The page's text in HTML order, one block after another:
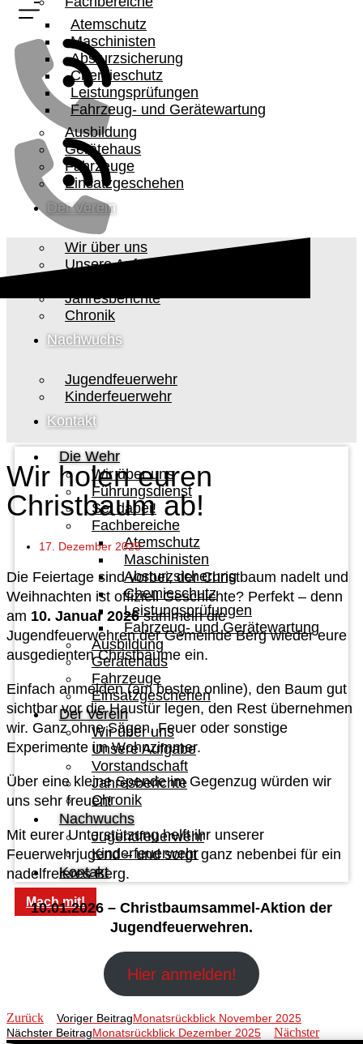
Atemschutz
Maschinisten
Absturzsicherung
Chemieschutz
Leistungsprüfungen
Fahrzeug- und Gerätewartung
Ausbildung
Gerätehaus
Fahrzeuge
Einsatzgeschehen
Der Verein
Wir über uns
Unsere Aufgabe
Jahresberichte
Chronik
Nachwuchs
Jugendfeuerwehr
Kinderfeuerwehr
Kontakt
Die Wehr
Wir über uns
Führungsdienst
Sei dabei!
Fachbereiche
Atemschutz
Maschinisten
Absturzsicherung
Chemieschutz
Leistungsprüfungen
Fahrzeug- und Gerätewartung
Ausbildung
Gerätehaus
Fahrzeuge
Einsatzgeschehen
Der Verein
Wir über uns
Unsere Aufgabe
Vorstandschaft
Jahresberichte
Chronik
Nachwuchs
Jugendfeuerwehr
Kinderfeuerwehr
Kontakt
Mach mit!
Wir holen euren
Christbaum ab!
17. Dezember 2025
Die Feiertage sind vorbei, der Christbaum nadelt und
Weihnachten ist offiziell Geschichte? Perfekt – denn
am 10. Januar 2026sammeln die
Jugendfeuerwehren der Gemeinde Berg wieder eure
ausgedienten Christbäume ein.
Einfach anmelden (am besten online), den Baum gut
sichtbar vor die Haustür legen, den Rest übernehmen
wir. Ganz ohne Sägen, Feuer oder sonstige
Experimente im Wohnzimmer.
Über eine kleine Spende im Gegenzug würden wir
uns sehr freuen!
Mit eurer Unterstützung helft ihr unserer
Feuerwehrjugend – und sorgt ganz nebenbei für ein
nadelfreieres Berg.
10.01.2026 – Christbaumsammel-Aktion der
Jugendfeuerwehren.
Hier anmelden!
Zurück Voriger BeitragMonatsrückblick November 2025
Nächster BeitragMonatsrückblick Dezember 2025 Nächster